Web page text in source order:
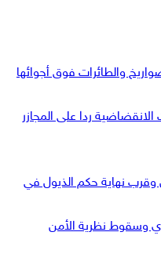
والطائرات فوق أجوائها
ردا على المجازر
نهاية حكم الذيول في
وسقوط نظرية الأمن